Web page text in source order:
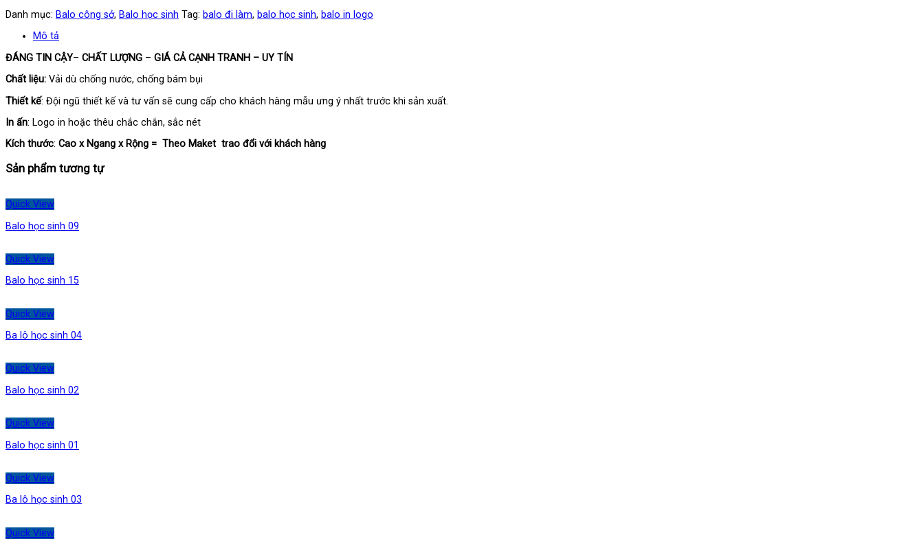
Danh mục: Balo công sở, Balo học sinh Tag: balo đi làm, balo học sinh, balo in logo
Mô tả
ĐÁNG TIN CẬY– CHẤT LƯỢNG – GIÁ CẢ CẠNH TRANH – UY TÍN
Chất liệu: Vải dù chống nước, chống bám bụi
Thiết kế: Đội ngũ thiết kế và tư vấn sẽ cung cấp cho khách hàng mẫu ưng ý nhất trước khi sản xuất.
In ấn: Logo in hoặc thêu chắc chắn, sắc nét
Kích thước: Cao x Ngang x Rộng = Theo Maket trao đổi với khách hàng
Sản phẩm tương tự
Quick View
Balo học sinh 09
Quick View
Balo học sinh 15
Quick View
Ba lô học sinh 04
Quick View
Balo học sinh 02
Quick View
Balo học sinh 01
Quick View
Ba lô học sinh 03
Quick View